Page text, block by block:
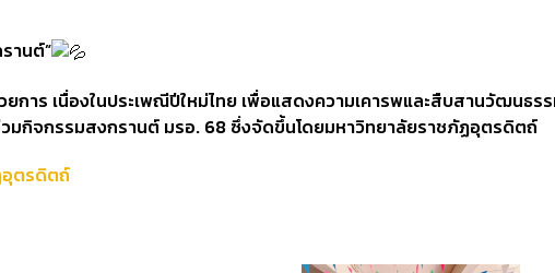
านต์”
ร เนื่องในประเพณีปีใหม่ไทย เพื่อแสดงความเคารพและสืบสานวัฒนธร
มกิจกรรมสงกรานต์ มรอ. 68 ซึ่งจัดขึ้นโดยมหาวิทยาลัยราชภัฏอุตรดิตถ์
อุตรดิตถ์